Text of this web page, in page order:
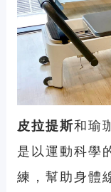
皮拉提斯和瑜
是以運動科學
練，幫助身體